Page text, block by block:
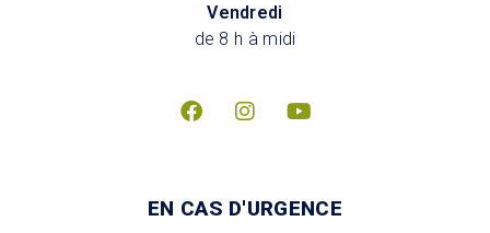
Vendredi
de 8 h à midi
EN CAS D'URGENCE